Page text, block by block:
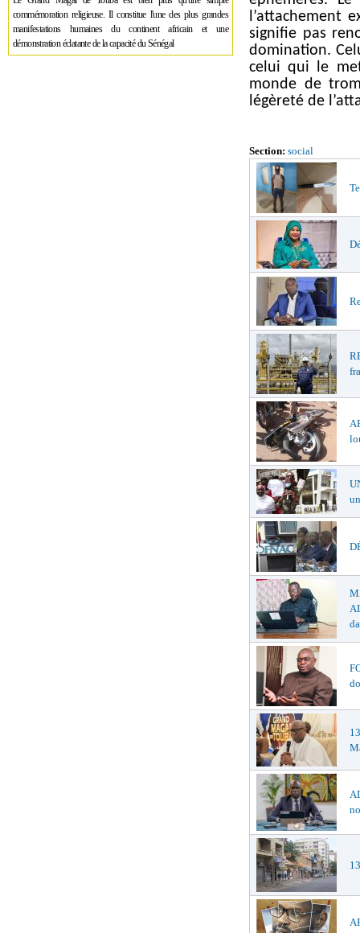
commémoration religieuse. Il constitue l'une des plus grandes
manifestations humaines du continent africain et une
démonstration éclatante de la capacité du Sénégal
l’attachement
signifie pas
domination.
celui qui le
monde de
légèreté de
Section: social